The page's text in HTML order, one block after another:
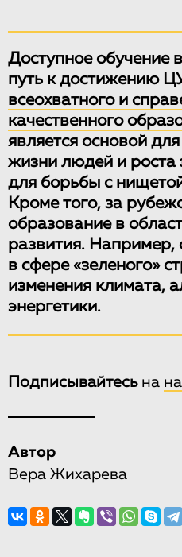
Доступное обучение
путь к достижению
всеохватного и
качественного
является основой
жизни людей и роста
для борьбы с
Кроме того, за
образование в
развития. Например,
в сфере «зеленого»
изменения климата,
энергетики.
Подписывайтесьна
Автор
Вера Жихарева